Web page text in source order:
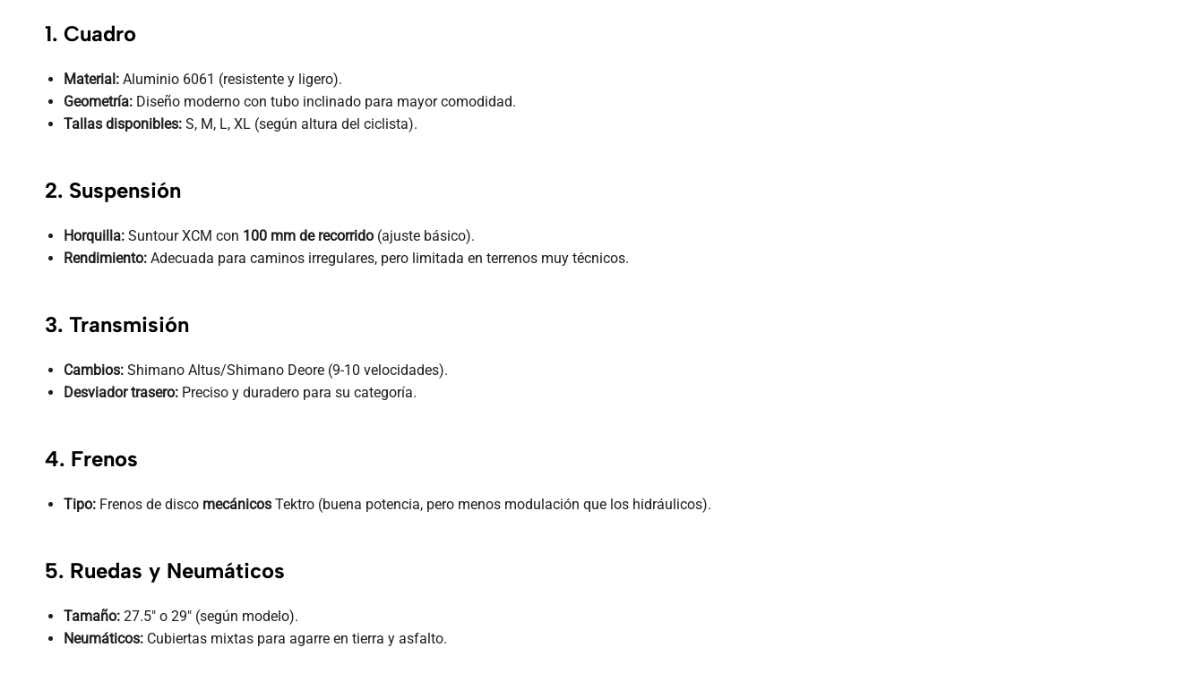
1. Cuadro
Material:Aluminio 6061 (resistente y ligero).
Geometría:Diseño moderno con tubo inclinado para mayor comodidad.
Tallas disponibles:S, M, L, XL (según altura del ciclista).
2. Suspensión
Horquilla:Suntour XCM con 100 mm de recorrido(ajuste básico).
Rendimiento:Adecuada para caminos irregulares, pero limitada en terrenos muy técnicos.
3. Transmisión
Cambios:Shimano Altus/Shimano Deore (9-10 velocidades).
Desviador trasero:Preciso y duradero para su categoría.
4. Frenos
Tipo:Frenos de disco mecánicosTektro (buena potencia, pero menos modulación que los hidráulicos).
5. Ruedas y Neumáticos
Tamaño:27.5″ o 29″ (según modelo).
Neumáticos:Cubiertas mixtas para agarre en tierra y asfalto.